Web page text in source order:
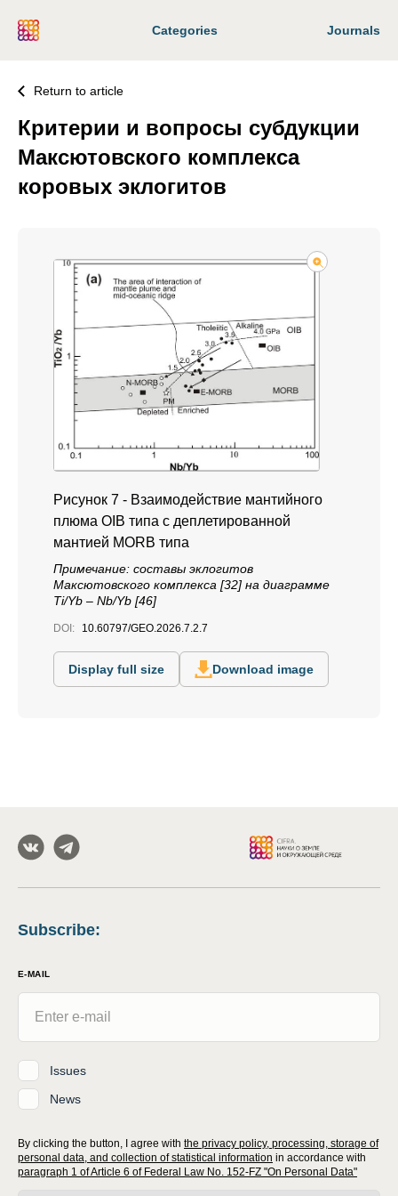
Categories Journals
Return to article
Критерии и вопросы субдукции
Максютовского комплекса
коровых эклогитов
Рисунок 7 - Взаимодействие мантийного
плюма OIB типа с деплетированной
мантией MORB типа
Примечание: cоставы эклогитов
Максютовского комплекса [32] на диаграмме
Ti/Yb – Nb/Yb [46]
DOI: 10.60797/GEO.2026.7.2.7
Display full size Download image
Subscribe:
E-MAIL
Issues
News
By clicking the button, I agree with the privacy policy, processing, storage of
personal data, and collection of statistical information in accordance with
paragraph 1 of Article 6 of Federal Law No. 152-FZ "On Personal Data"